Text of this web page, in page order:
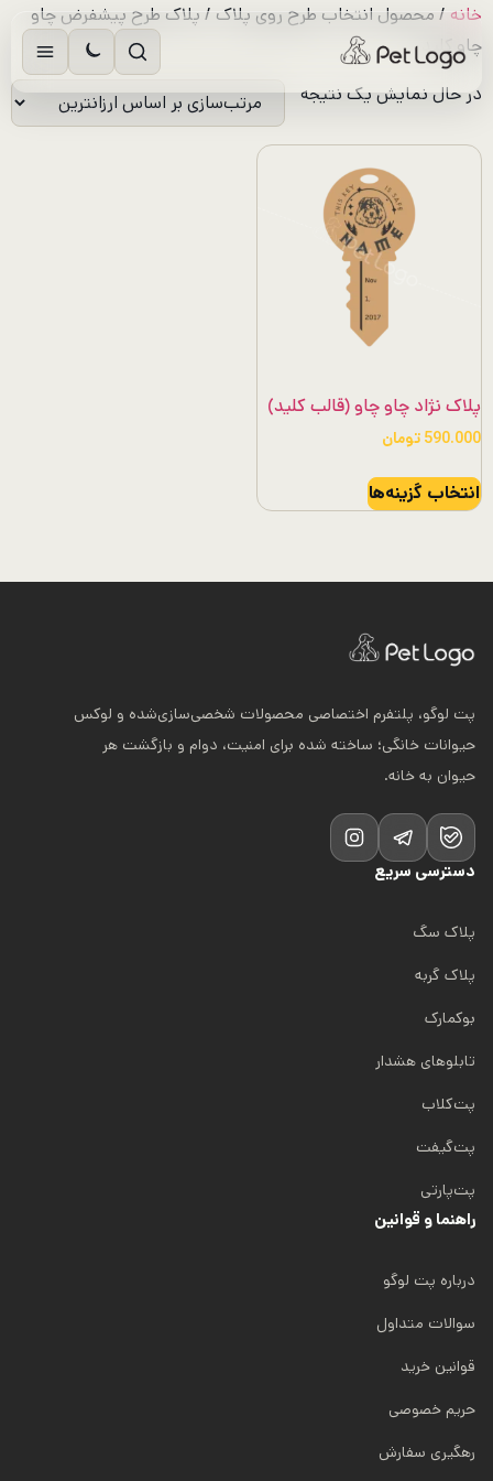
پرش
به
خانه / محصول انتخاب طرح روی پلاک / پلاک طرح پیشفرض چاو
چاو کلید
در حال نمایش یک نتیجه
پلاک نژاد چاو چاو (قالب کلید)
590.000 تومان
انتخاب گزینه‌هامحصول
می
باشد.
ها
ممکن
در
صفحه
پت لوگو، پلتفرم اختصاصی محصولات شخصی‌سازی‌شده و لوکس
حیوانات خانگی؛ ساخته شده برای امنیت، دوام و بازگشت هر
حیوان به خانه.
دسترسی سریع
پلاک سگ
پلاک گربه
بوکمارک
تابلوهای هشدار
پت‌کلاب
پت‌گیفت
پت‌پارتی
راهنما و قوانین
درباره پت لوگو
سوالات متداول
قوانین خرید
حریم خصوصی
رهگیری سفارش